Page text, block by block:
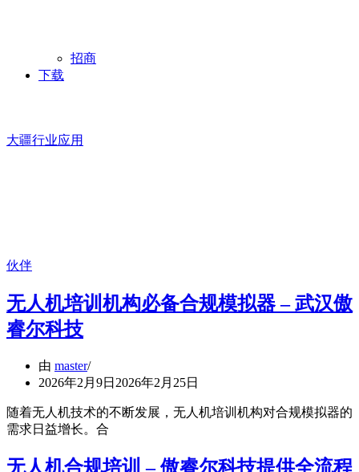
招商
下载
大疆行业应用
伙伴
无人机培训机构必备合规模拟器 – 武汉傲
睿尔科技
由 master
2026年2月9日 2026年2月25日
随着无人机技术的不断发展，无人机培训机构对合规模拟器的
需求日益增长。合
无人机合规培训 – 傲睿尔科技提供全流程